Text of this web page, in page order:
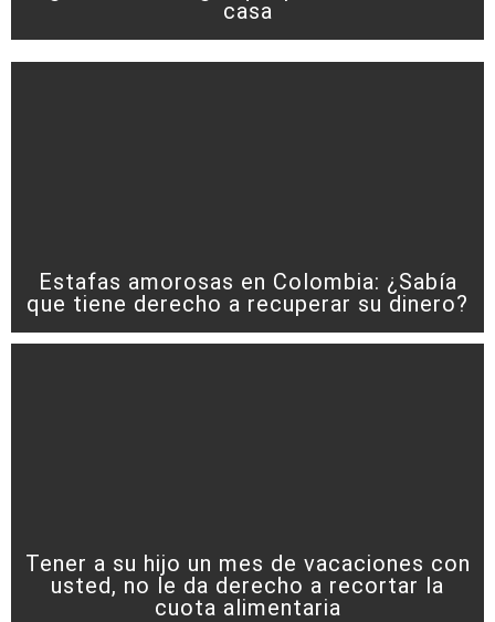
casa
Estafas amorosas en Colombia: ¿Sabía
que tiene derecho a recuperar su dinero?
Tener a su hijo un mes de vacaciones con
usted, no le da derecho a recortar la
cuota alimentaria